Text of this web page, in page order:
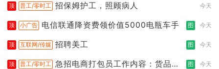
顶 普工/零时工 招保姆护工，照顾病人 今天
顶 小广告 电信联通降资费领价值5000电瓶车手 图 今天
顶 互联网/传媒 招聘美工 图 今天
顶 普工/零时工 急招电商打包员工作内容：货品分
图 今天